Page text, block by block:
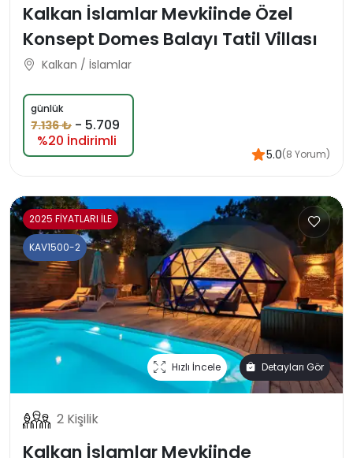
Kalkan İslamlar Mevkiinde Özel
Konsept Domes Balayı Tatil Villası
Kalkan / İslamlar
günlük
7.136 ₺ - 5.709
%20 İndirimli
5.0(8 Yorum)
2025 FİYATLARI İLE
Hızlı İncele Detayları Gör
KAV1500-2
2 Kişilik
Kalkan İslamlar Mevkiinde